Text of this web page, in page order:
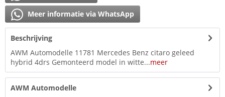
Meer informatie via WhatsApp
Beschrijving
AWM Automodelle 11781 Mercedes Benz citaro geleed
hybrid 4drs Gemonteerd model in witte...meer
AWM Automodelle